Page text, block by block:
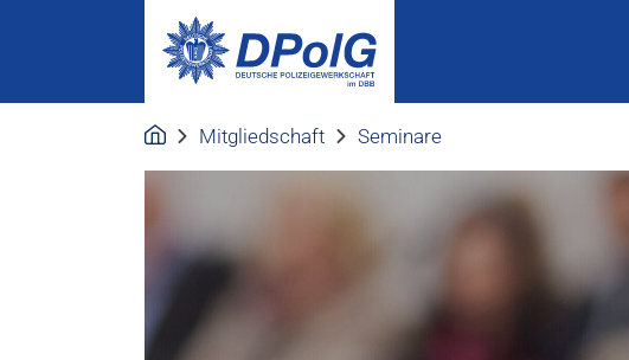
Mitgliedschaft Seminare